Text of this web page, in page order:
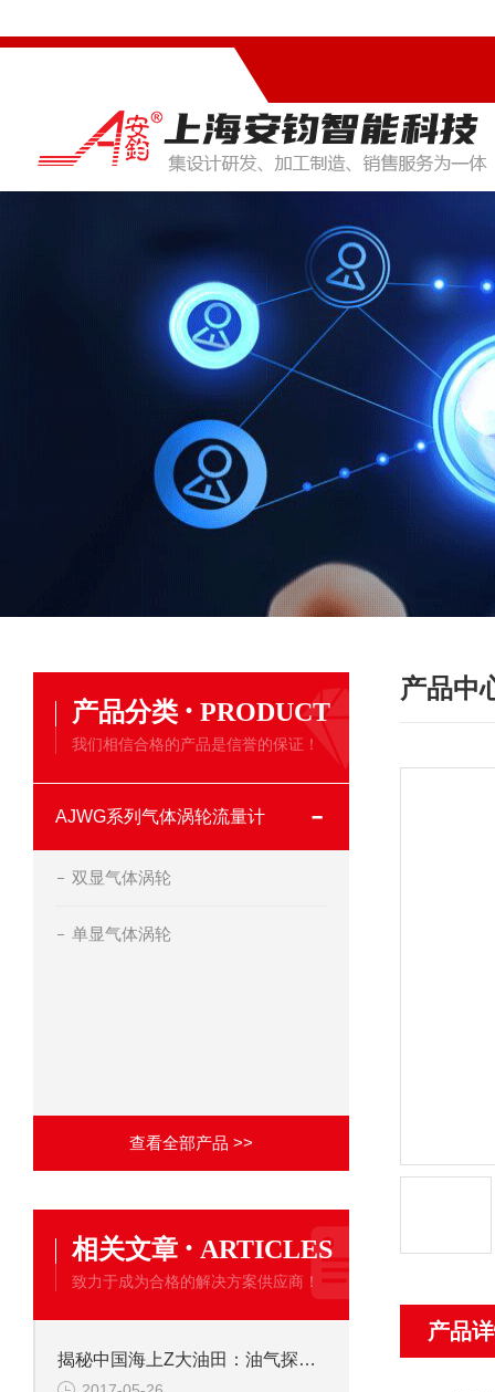
产品分类 · PRODUCT
我们相信合格的产品是信誉的保证！
AJWG系列气体涡轮流量计
双显气体涡轮
单显气体涡轮
查看全部产品 >>
相关文章 · ARTICLES
致力于成为合格的解决方案供应商！
揭秘中国海上Z大油田：油气探勘发现再获高潮
产品中
产品